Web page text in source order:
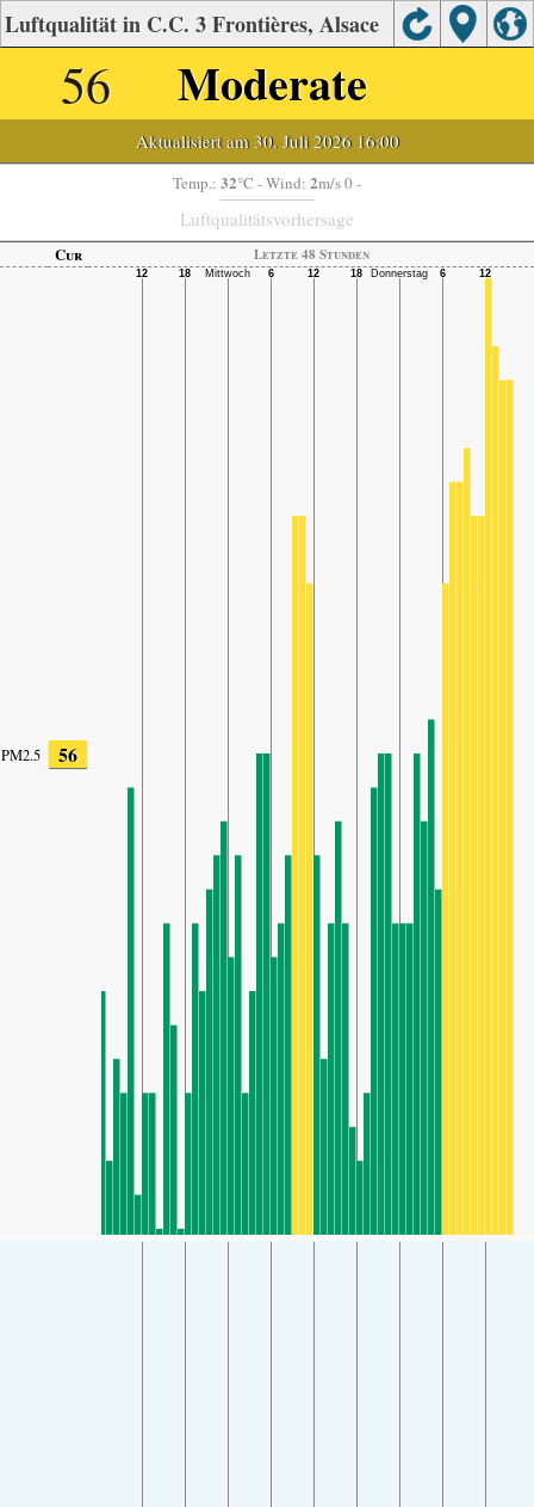
Luftqualität in C.C. 3 Frontières, Alsace
56 Moderate
Aktualisiert am 30. Juli 2026 16:00
Temp.: 32°C - Wind: 2m/s 0 -
Luftqualitätsvorhersage
Cur Letzte 48 Stunden
PM2.5 56